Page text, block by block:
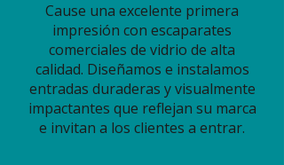
Cause una excelente primera
impresión con escaparates
comerciales de vidrio de alta
calidad. Diseñamos e instalamos
entradas duraderas y visualmente
impactantes que reflejan su marca
e invitan a los clientes a entrar.